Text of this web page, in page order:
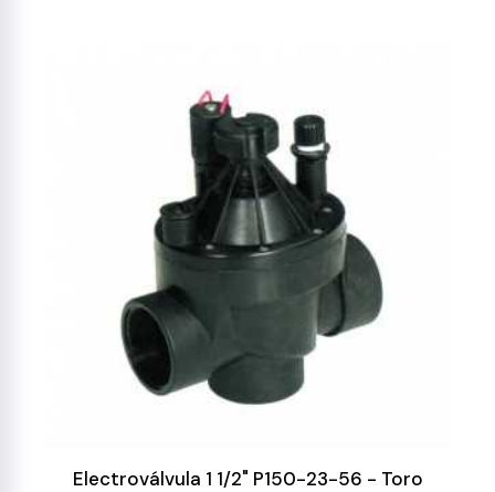
Electroválvula 1 1/2" P150-23-56 - Toro